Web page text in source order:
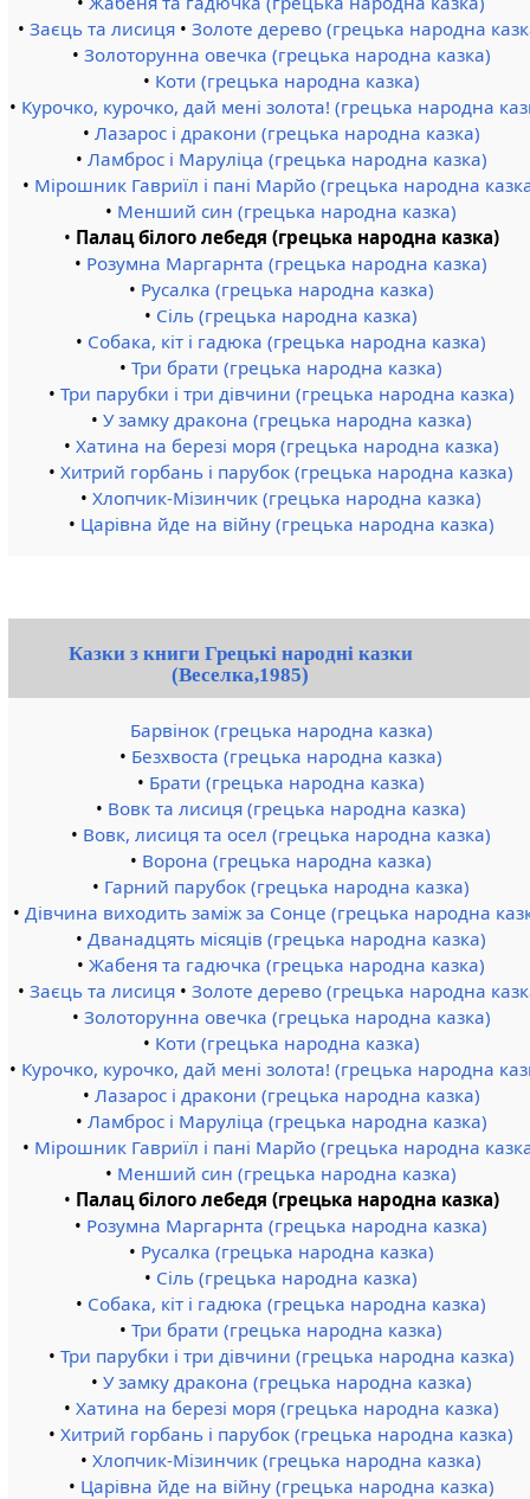
• Заєць та лисиця • Золоте дерево (грецька народна
• Золоторунна овечка (грецька народна казка)
• Коти (грецька народна казка)
• Курочко, курочко, дай мені золота! (грецька народна
• Лазарос і дракони (грецька народна казка)
• Ламброс і Маруліца (грецька народна казка)
• Мірошник Гавриїл і пані Марйо (грецька народна
• Менший син (грецька народна казка)
• Палац білого лебедя (грецька народна казка)
• Розумна Маргарнта (грецька народна казка)
• Русалка (грецька народна казка)
• Сіль (грецька народна казка)
• Собака, кіт і гадюка (грецька народна казка)
•Три брати (грецька народна казка)
• Три парубки і три дівчини (грецька народна казка)
• У замку дракона (грецька народна казка)
• Хатина на березі моря (грецька народна казка)
•Хитрий горбань і парубок (грецька народна казка)
•Хлопчик-Мізинчик (грецька народна казка)
• Царівна йде на війну (грецька народна казка)
Казки з книги Грецькі народні казки
(Веселка,1985)
Барвінок (грецька народна казка)
• Безхвоста (грецька народна казка)
• Брати (грецька народна казка)
• Вовк та лисиця (грецька народна казка)
• Вовк, лисиця та осел (грецька народна казка)
• Ворона (грецька народна казка)
• Гарний парубок (грецька народна казка)
• Дівчина виходить заміж за Сонце (грецька народна
• Дванадцять місяців (грецька народна казка)
•Жабеня та гадючка (грецька народна казка)
• Заєць та лисиця • Золоте дерево (грецька народна
• Золоторунна овечка (грецька народна казка)
• Коти (грецька народна казка)
• Курочко, курочко, дай мені золота! (грецька народна
• Лазарос і дракони (грецька народна казка)
• Ламброс і Маруліца (грецька народна казка)
• Мірошник Гавриїл і пані Марйо (грецька народна
• Менший син (грецька народна казка)
• Палац білого лебедя (грецька народна казка)
• Розумна Маргарнта (грецька народна казка)
• Русалка (грецька народна казка)
• Сіль (грецька народна казка)
• Собака, кіт і гадюка (грецька народна казка)
•Три брати (грецька народна казка)
• Три парубки і три дівчини (грецька народна казка)
• У замку дракона (грецька народна казка)
• Хатина на березі моря (грецька народна казка)
•Хитрий горбань і парубок (грецька народна казка)
•Хлопчик-Мізинчик (грецька народна казка)
• Царівна йде на війну (грецька народна казка)